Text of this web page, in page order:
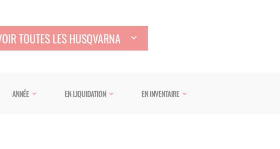
VOIR TOUTES LES HUSQVARNA
ANNÉE EN LIQUIDATION EN INVENTAIRE